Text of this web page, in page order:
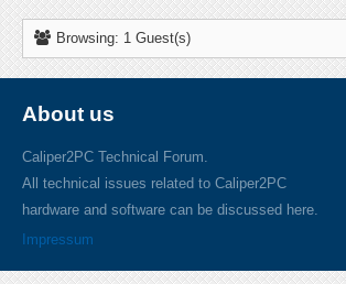
Browsing: 1 Guest(s)
About us
Caliper2PC Technical Forum.
All technical issues related to Caliper2PC
hardware and software can be discussed here.
Impressum